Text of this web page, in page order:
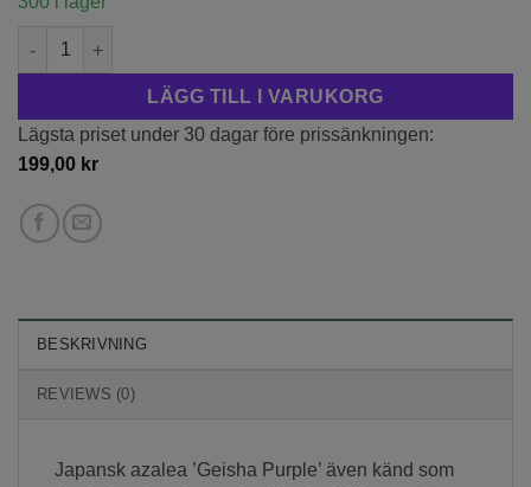
Japansk azalea (Rhododendron) 'Geisha Purple' mängd
LÄGG TILL I VARUKORG
Lägsta priset under 30 dagar före prissänkningen:
199,00 kr
BESKRIVNING
REVIEWS (0)
Japansk azalea ’Geisha Purple’ även känd som